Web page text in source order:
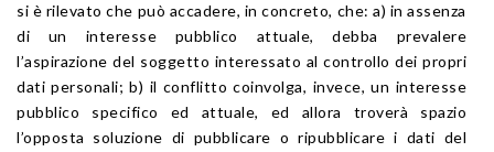
si è rilevato che può accadere, in concreto, che: a) in assenza
di un interesse pubblico attuale, debba prevalere
l’aspirazione del soggetto interessato al controllo dei propri
dati personali; b) il conflitto coinvolga, invece, un interesse
pubblico specifico ed attuale, ed allora troverà spazio
l’opposta soluzione di pubblicare o ripubblicare i dati del